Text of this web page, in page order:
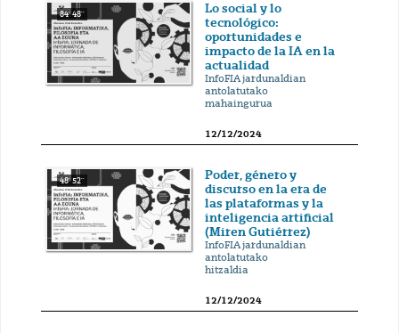
84' 48''
Lo social y lo
tecnológico:
oportunidades e
impacto de la IA en la
actualidad
InfoFIA jardunaldian
antolatutako
mahaingurua
12/12/2024
48' 52''
Poder, género y
discurso en la era de
las plataformas y la
inteligencia artificial
(Miren Gutiérrez)
InfoFIA jardunaldian
antolatutako
hitzaldia
12/12/2024